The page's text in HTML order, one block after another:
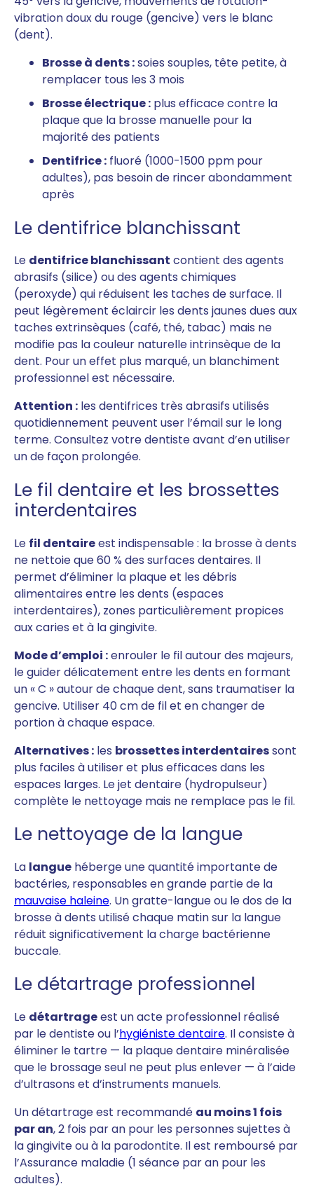
vibration doux du rouge (gencive) vers le blanc
(dent).
Brosse à dents :soies souples, tête petite, à
remplacer tous les 3 mois
Brosse électrique : plus efficace contre la
plaque que la brosse manuelle pour la
majorité des patients
Dentifrice : fluoré (1000-1500 ppm pour
adultes), pas besoin de rincer abondamment
après
Le dentifrice blanchissant
Le dentifrice blanchissant contient des agents
abrasifs (silice) ou des agents chimiques
(peroxyde) qui réduisent les taches de surface. Il
peut légèrement éclaircir les dents jaunes dues aux
taches extrinsèques (café, thé, tabac) mais ne
modifie pas la couleur naturelle intrinsèque de la
dent. Pour un effet plus marqué, un blanchiment
professionnel est nécessaire.
Attention : les dentifrices très abrasifs utilisés
quotidiennement peuvent user l’émail sur le long
terme. Consultez votre dentiste avant d’en utiliser
un de façon prolongée.
Le fil dentaire et les brossettes
interdentaires
Le fil dentaireest indispensable : la brosse à dents
ne nettoie que 60 % des surfaces dentaires. Il
permet d’éliminer la plaque et les débris
alimentaires entre les dents (espaces
interdentaires), zones particulièrement propices
aux caries et à la gingivite.
Mode d’emploi :enrouler le fil autour des majeurs,
le guider délicatement entre les dents en formant
un « C » autour de chaque dent, sans traumatiser la
gencive. Utiliser 40 cm de fil et en changer de
portion à chaque espace.
Alternatives : les brossettes interdentairessont
plus faciles à utiliser et plus efficaces dans les
espaces larges. Le jet dentaire (hydropulseur)
complète le nettoyage mais ne remplace pas le fil.
Le nettoyage de la langue
La langue héberge une quantité importante de
bactéries, responsables en grande partie de la
mauvaise haleine. Un gratte-langue ou le dos de la
brosse à dents utilisé chaque matin sur la langue
réduit significativement la charge bactérienne
buccale.
Le détartrage professionnel
Le détartrageest un acte professionnel réalisé
par le dentiste ou l’hygiéniste dentaire. Il consiste à
éliminer le tartre — la plaque dentaire minéralisée
que le brossage seul ne peut plus enlever — à l’aide
d’ultrasons et d’instruments manuels.
Un détartrage est recommandé au moins 1 fois
par an, 2 fois par an pour les personnes sujettes à
la gingivite ou à la parodontite. Il est remboursé par
l’Assurance maladie (1 séance par an pour les
adultes).